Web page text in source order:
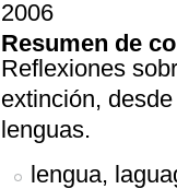
2006
Resumen de
Reflexiones
extinción,
lenguas.
lengua,